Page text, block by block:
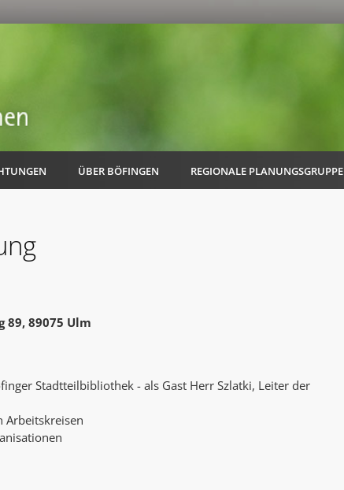
ÜBER BÖFINGEN REGIONALE PLANUNGSGRUPPE
AK Unterwegs in Böfingen
89, 89075 Ulm
Stadtteilbibliothek - als Gast Herr Szlatki, Leiter der
Arbeitskreisen